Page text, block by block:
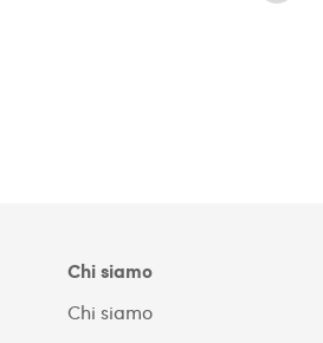
Chi siamo
Chi siamo